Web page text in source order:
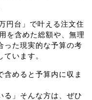
円台」で叶える注文住
を含めた総額や、無理
った現実的な予算の考
います。
含めると予算内に収ま
る」そんな方は、ぜひ